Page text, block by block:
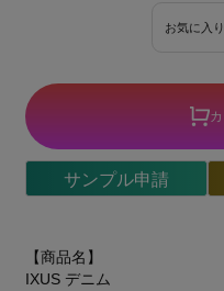
お気に入
サンプル申請
【商品名】
IXUS デニム